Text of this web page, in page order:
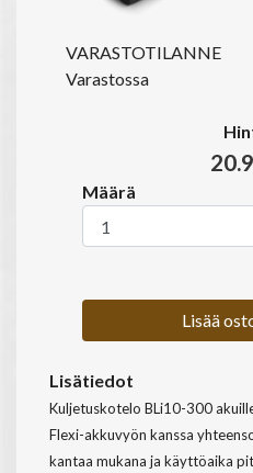
VARASTOTILANNE
Varastossa
Määrä
Lisää
Lisätiedot
Kuljetuskotelo BLi10-300
Flexi-akkuvyön kanssa
kantaa mukana ja käyttöaika